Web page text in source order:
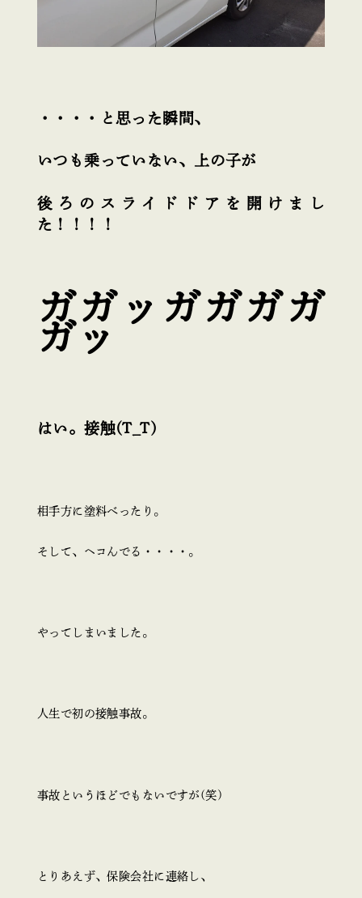
・・・・と思った瞬間、
いつも乗っていない、上の子が
後ろのスライドドアを開けまし
た！！！！
ガガッガガガガ
ガッ
はい。接触(T_T)
相手方に塗料べったり。
そして、ヘコんでる・・・・。
やってしまいました。
人生で初の接触事故。
事故というほどでもないですが(笑)
とりあえず、保険会社に連絡し、